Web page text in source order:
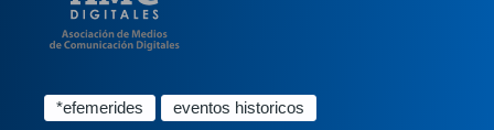
*efemerides eventos historicos